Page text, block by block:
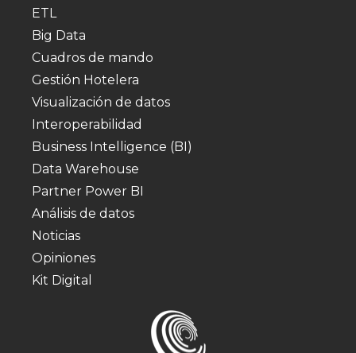
ETL
Big Data
Cuadros de mando
Gestión Hotelera
Visualización de datos
Interoperabilidad
Business Intelligence (BI)
Data Warehouse
Partner Power BI
Análisis de datos
Noticias
Opiniones
Kit Digital